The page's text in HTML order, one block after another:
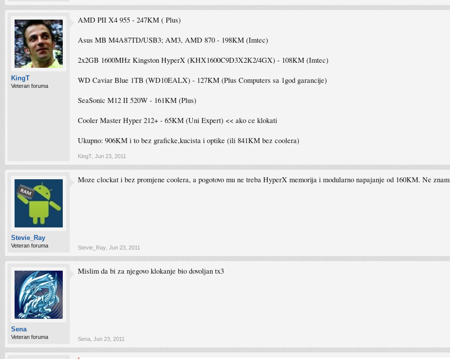
KingT
Veteran foruma
AMD PII X4 955 - 247KM ( Plus)
Asus MB M4A87TD/USB3; AM3, AMD 870 - 198KM (Imtec)
2x2GB 1600MHz Kingston HyperX (KHX1600C9D3X2K2/4GX) - 108KM (Imtec)
WD Caviar Blue 1TB (WD10EALX) - 127KM (Plus Computers sa 1god garancije)
SeaSonic M12 II 520W - 161KM (Plus)
Cooler Master Hyper 212+ - 65KM (Uni Expert) << ako ce klokati
Ukupno: 906KM i to bez graficke,kucista i optike (ili 841KM bez coolera)
KingT Jun 23, 2011
Stevie_Ray
Veteran foruma
Moze clockat i bez promjene coolera, a pogotovo mu ne treba HyperX memorija i modularno napajanje od 160KM. Ne
Stevie_Ray Jun 23, 2011
Sena
Veteran foruma
Mislim da bi za njegovo klokanje bio dovoljan tx3
Sena Jun 23, 2011